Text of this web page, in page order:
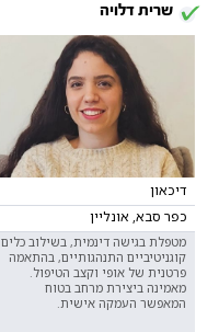
שרית דלויה
דיכאון
כפר סבא, אונליין
מטפלת בגישה דינמית, בשילוב כלים
קוגניטיביים התנהגותיים, בהתאמה
פרטנית של אופי וקצב הטיפול.
מאמינה ביצירת מרחב בטוח
המאפשר העמקה אישית.